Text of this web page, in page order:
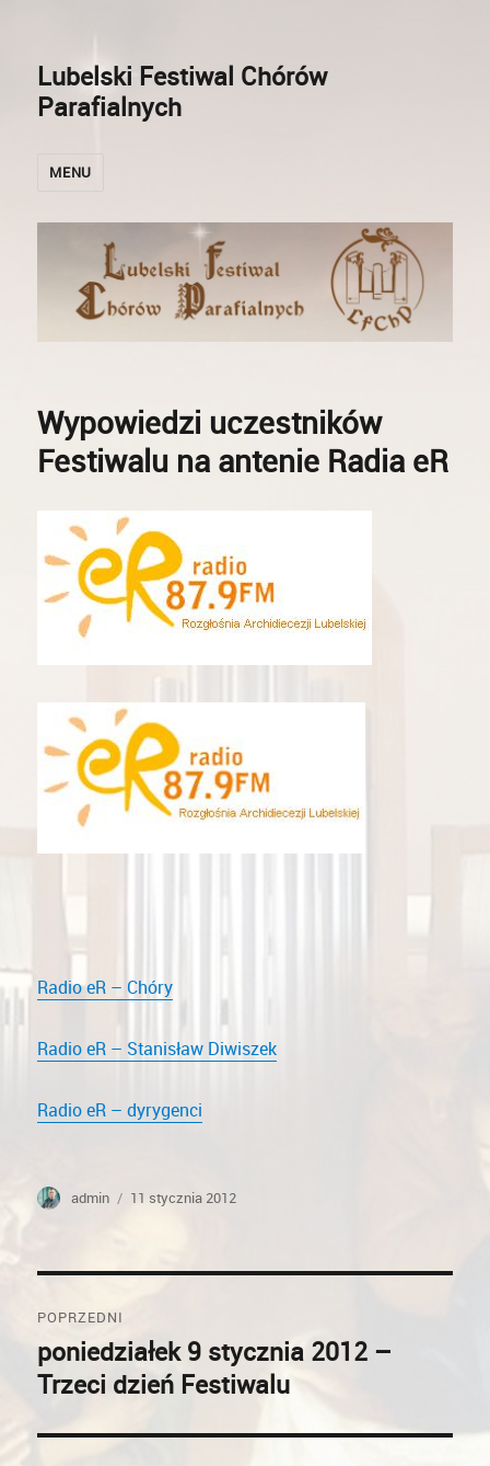
Lubelski Festiwal Chórów
Parafialnych
MENU
Wypowiedzi uczestników
Festiwalu na antenie Radia eR
Radio eR – Chóry
Radio eR – Stanisław Diwiszek
Radio eR – dyrygenci
Autor
admin Opublikowano
11 stycznia 2012
wpisu
POPRZEDNI
Poprzedni
wpis:
poniedziałek 9 stycznia 2012 –
Trzeci dzień Festiwalu